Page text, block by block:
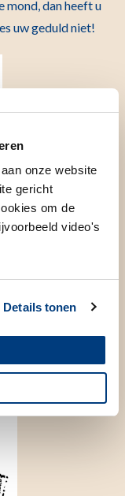
onze website
gericht
om de
video's
Details tonen
mond, dan heeft u
uw geduld niet!